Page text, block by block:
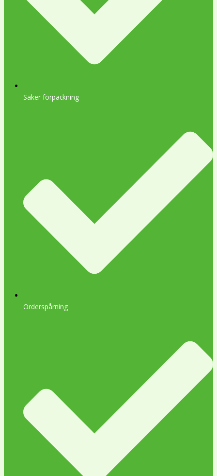
Säker förpackning
Orderspårning